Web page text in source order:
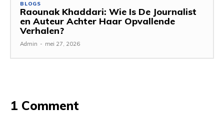
BLOGS
Raounak Khaddari: Wie Is De Journalist
en Auteur Achter Haar Opvallende
Verhalen?
Admin - mei 27, 2026
1 Comment